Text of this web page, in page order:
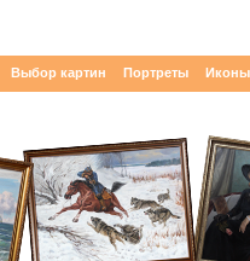
Выбор картин Портреты Иконы